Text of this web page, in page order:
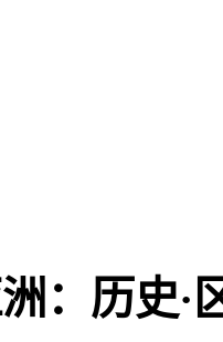
：历史·